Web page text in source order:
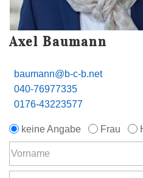
Axel Baumann
baumann@b-c-b.net
040-76977335
0176-43223577
keine Angabe Frau